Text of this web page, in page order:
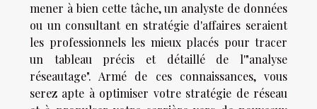
mener à bien cette tâche, un analyste de données
ou un consultant en stratégie d'affaires seraient
les professionnels les mieux placés pour tracer
un tableau précis et détaillé de l'"analyse
réseautage". Armé de ces connaissances, vous
serez apte à optimiser votre stratégie de réseau